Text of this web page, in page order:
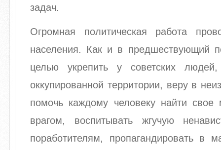
задач.
Огромная политическая работа
населения. Как и в предшествующий
целью укрепить у советских
оккупированной территории, веру в
помочь каждому человеку найти
врагом, воспитывать жгучую
поработителям, пропагандировать в